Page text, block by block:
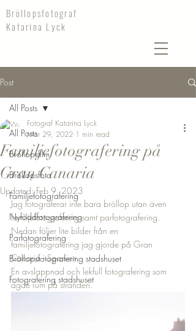
Bröllopsfotograf
Katarina Lyck
Post
All Posts
Bröllopsfilm
Bröllopsfoto
Familjefotografering
Nyföddfotografering
Parfotografering
Bröllopsfotografering stadshuset
Fotografering stadshuset
All Posts
Familjefotografering på
Gran Canaria
Fotograf Katarina Lyck
Mar 29, 2022 1 min read
Updated:Feb 9, 2023
Jag fotograferar inte bara bröllop utan även
familjefotografering samt parfotografering.
Nedan följer lite bilder från en
familjefotografering jag gjorde på Gran
Canaria i Spanien.
En avslappnad och lekfull fotografering som
ägde rum på stranden.